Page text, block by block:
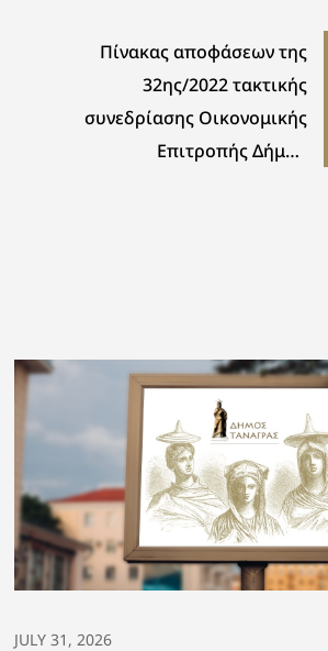
Πίνακας αποφάσεων της
32ης/2022 τακτικής
συνεδρίασης Οικονομικής
Επιτροπής Δήμου
JULY 31, 2026